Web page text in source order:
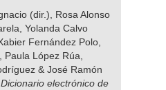
(dir.), Rosa Alonso
Yolanda Calvo
Fernández Polo,
López Rúa,
& José Ramón
Dicionario electrónico de